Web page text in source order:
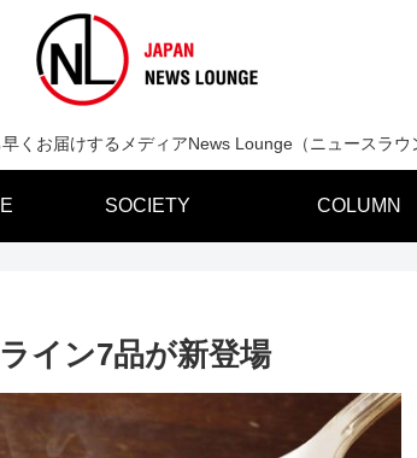
くお届けするメディアNews Lounge（ニュースラウ
SOCIETY COLUMN
イン7品が新登場